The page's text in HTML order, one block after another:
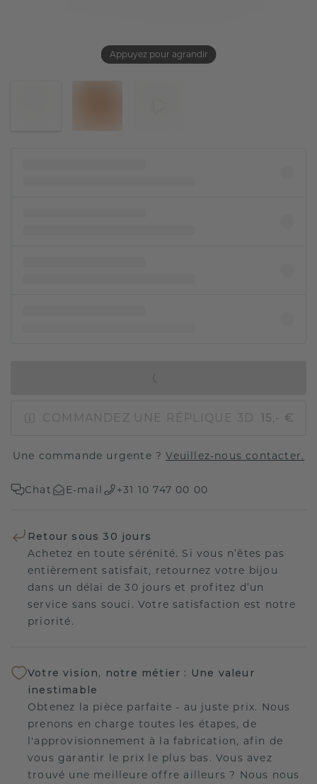
Appuyez pour agrandir
COMMANDEZ UNE RÉPLIQUE 3D 15,- €
Une commande urgente ?Veuillez-nous contacter.
Chat E-mail +31 10 747 00 00
Retour sous 30 jours
Achetez en toute sérénité. Si vous n’êtes pas
entièrement satisfait, retournez votre bijou
dans un délai de 30 jours et profitez d’un
service sans souci. Votre satisfaction est notre
priorité.
Votre vision, notre métier : Une valeur
inestimable
Obtenez la pièce parfaite - au juste prix. Nous
prenons en charge toutes les étapes, de
l'approvisionnement à la fabrication, afin de
vous garantir le prix le plus bas. Vous avez
trouvé une meilleure offre ailleurs ? Nous nous